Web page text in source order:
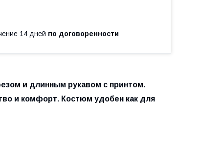
14 дней по договоренности
и длинным рукавом с принтом.
и комфорт. Костюм удобен как для